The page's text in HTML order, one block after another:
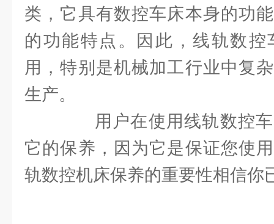
类，它具有数控车床本身的功
的功能特点。因此，线轨数
用，特别是机械加工行业中复
生产。
用户在使用线轨数控车
它的保养，因为它是保证您使
轨数控机床保养的重要性相信你